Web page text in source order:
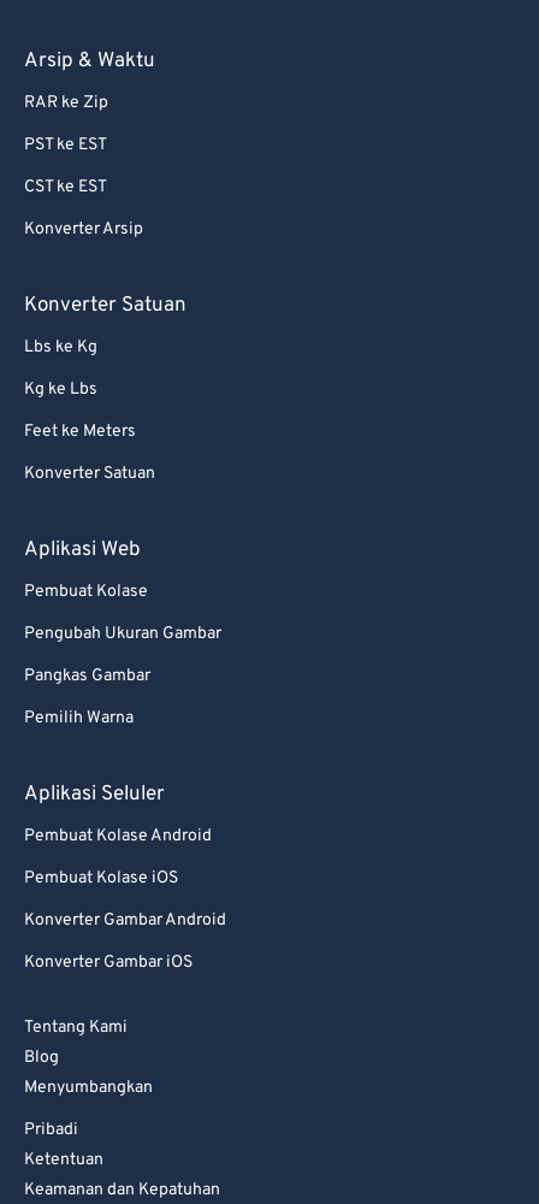
Arsip & Waktu
RAR ke Zip
PST ke EST
CST ke EST
Konverter Arsip
Konverter Satuan
Lbs ke Kg
Kg ke Lbs
Feet ke Meters
Konverter Satuan
Aplikasi Web
Pembuat Kolase
Pengubah Ukuran Gambar
Pangkas Gambar
Pemilih Warna
Aplikasi Seluler
Pembuat Kolase Android
Pembuat Kolase iOS
Konverter Gambar Android
Konverter Gambar iOS
Tentang Kami
Blog
Menyumbangkan
Pribadi
Ketentuan
Keamanan dan Kepatuhan